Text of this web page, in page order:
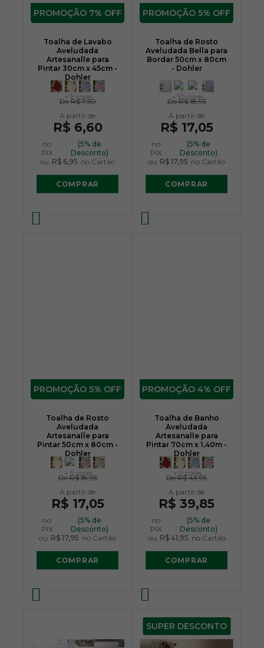
7% OFF
Toalha de Lavabo
Aveludada
Artesanalle para
Pintar 30cm x 45cm -
Dohler
+ 9 cores
DeR$ 7,50
R$ 6,60
no
PIX
(5% de
Desconto)
ou R$ 6,95 no Cartão
COMPRAR
5% OFF
Toalha de Rosto
Aveludada Bella para
Bordar 50cm x 80cm
- Dohler
+ 10 cores
DeR$ 18,95
R$ 17,05
no
PIX
(5% de
Desconto)
ou R$ 17,95 no Cartão
COMPRAR
5% OFF
Toalha de Rosto
Aveludada
Artesanalle para
Pintar 50cm x 80cm -
Dohler
+ 9 cores
DeR$ 18,95
R$ 17,05
no
PIX
(5% de
Desconto)
ou R$ 17,95 no Cartão
COMPRAR
4% OFF
Toalha de Banho
Aveludada
Artesanalle para
Pintar 70cm x 1,40m -
Dohler
+ 9 cores
DeR$ 43,95
R$ 39,85
no
PIX
(5% de
Desconto)
ou R$ 41,95 no Cartão
COMPRAR
SUPER DESCONTO